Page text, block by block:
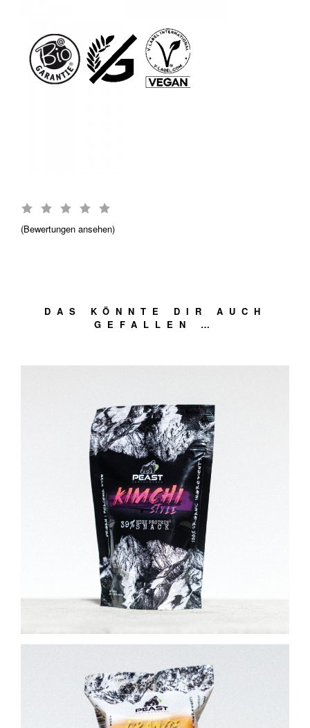
Bewertungen ansehen
DAS KÖNNTE DIR AUCH
GEFALLEN …